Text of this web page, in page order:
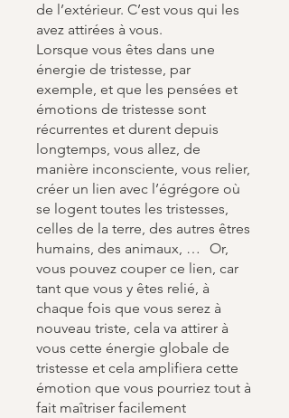
de l’extérieur. C’est vous qui les
avez attirées à vous.
Lorsque vous êtes dans une
énergie de tristesse, par
exemple, et que les pensées et
émotions de tristesse sont
récurrentes et durent depuis
longtemps, vous allez, de
manière inconsciente, vous relier,
créer un lien avec l’égrégore où
se logent toutes les tristesses,
celles de la terre, des autres êtres
humains, des animaux, … Or,
vous pouvez couper ce lien, car
tant que vous y êtes relié, à
chaque fois que vous serez à
nouveau triste, cela va attirer à
vous cette énergie globale de
tristesse et cela amplifiera cette
émotion que vous pourriez tout à
fait maîtriser facilement